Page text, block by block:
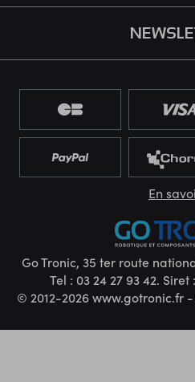
En
Go Tronic, 35 ter route
Tel : 03 24 27 93 42.
© 2012-2026 www.gotronic.fr